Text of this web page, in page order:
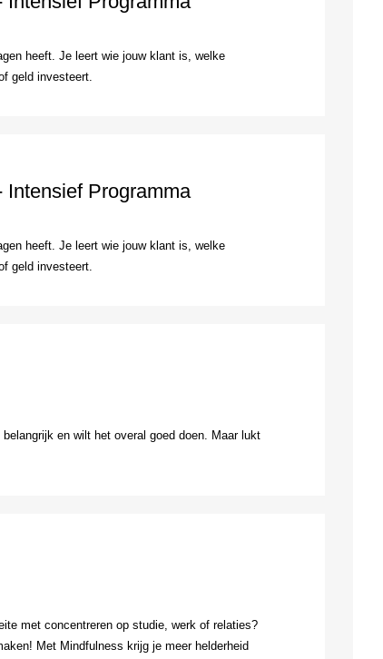
heeft. Je leert wie jouw klant is, welke
geld investeert.
Intensief Programma
heeft. Je leert wie jouw klant is, welke
geld investeert.
en wilt het overal goed doen. Maar lukt
met concentreren op studie, werk of relaties?
Met Mindfulness krijg je meer helderheid